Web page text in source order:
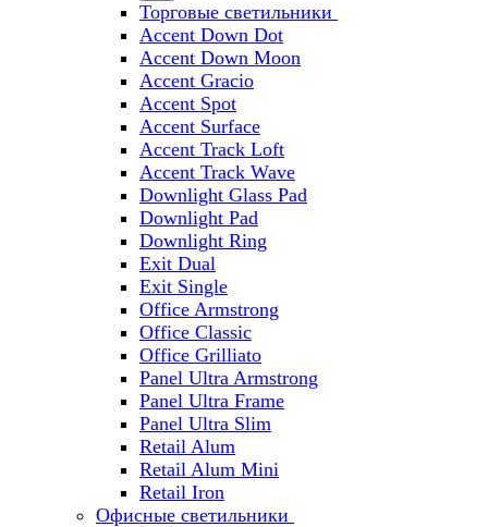
Торговые светильники
Accent Down Dot
Accent Down Moon
Accent Gracio
Accent Spot
Accent Surface
Accent Track Loft
Accent Track Wave
Downlight Glass Pad
Downlight Pad
Downlight Ring
Exit Dual
Exit Single
Office Armstrong
Office Classic
Office Grilliato
Panel Ultra Armstrong
Panel Ultra Frame
Panel Ultra Slim
Retail Alum
Retail Alum Mini
Retail Iron
Офисные светильники